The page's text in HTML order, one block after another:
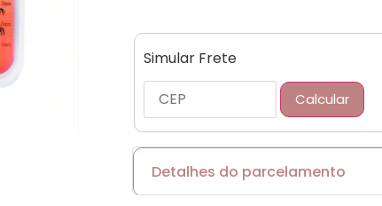
Simular Frete
Calcular
Detalhes do parcelamento